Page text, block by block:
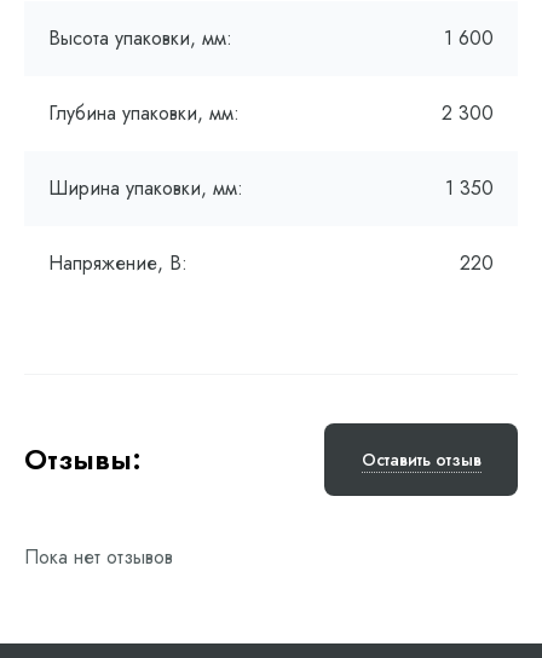
Высота упаковки, мм: 1 600
Глубина упаковки, мм: 2 300
Ширина упаковки, мм: 1 350
Напряжение, В: 220
Отзывы: Оставить отзыв
Пока нет отзывов